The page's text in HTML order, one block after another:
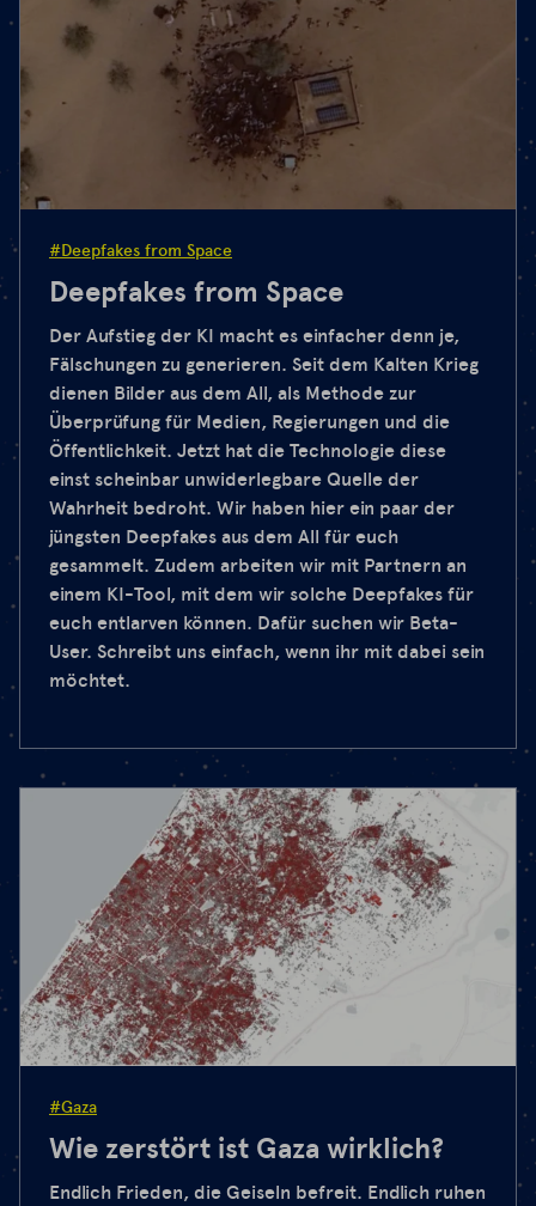
#Deepfakes from Space
Deepfakes from Space
Der Aufstieg der KI macht es einfacher denn je,
Fälschungen zu generieren. Seit dem Kalten Krieg
dienen Bilder aus dem All, als Methode zur
Überprüfung für Medien, Regierungen und die
Öffentlichkeit. Jetzt hat die Technologie diese
einst scheinbar unwiderlegbare Quelle der
Wahrheit bedroht. Wir haben hier ein paar der
jüngsten Deepfakes aus dem All für euch
gesammelt. Zudem arbeiten wir mit Partnern an
einem KI-Tool, mit dem wir solche Deepfakes für
euch entlarven können. Dafür suchen wir Beta-
User. Schreibt uns einfach, wenn ihr mit dabei sein
möchtet.
#Gaza
Wie zerstört ist Gaza wirklich?
Endlich Frieden, die Geiseln befreit. Endlich ruhen